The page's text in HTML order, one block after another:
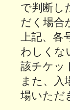
で判断し
だく場合
上記、各
わしくな
該チケッ
また、入
場いただ